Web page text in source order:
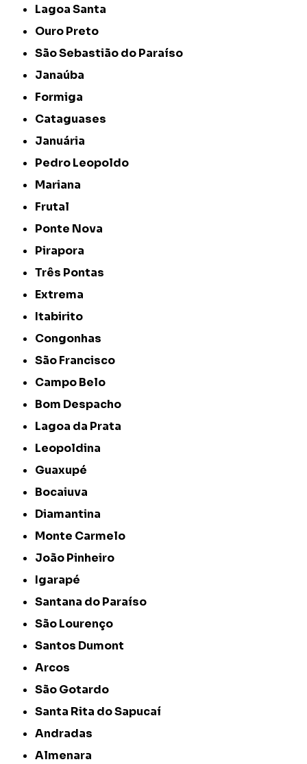
Lagoa Santa
Ouro Preto
São Sebastião do Paraíso
Janaúba
Formiga
Cataguases
Januária
Pedro Leopoldo
Mariana
Frutal
Ponte Nova
Pirapora
Três Pontas
Extrema
Itabirito
Congonhas
São Francisco
Campo Belo
Bom Despacho
Lagoa da Prata
Leopoldina
Guaxupé
Bocaiuva
Diamantina
Monte Carmelo
João Pinheiro
Igarapé
Santana do Paraíso
São Lourenço
Santos Dumont
Arcos
São Gotardo
Santa Rita do Sapucaí
Andradas
Almenara